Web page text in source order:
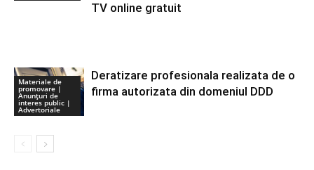
TV online gratuit
Materiale de
promovare |
Anunţuri de
interes public |
Advertoriale
Deratizare profesionala realizata de o
firma autorizata din domeniul DDD